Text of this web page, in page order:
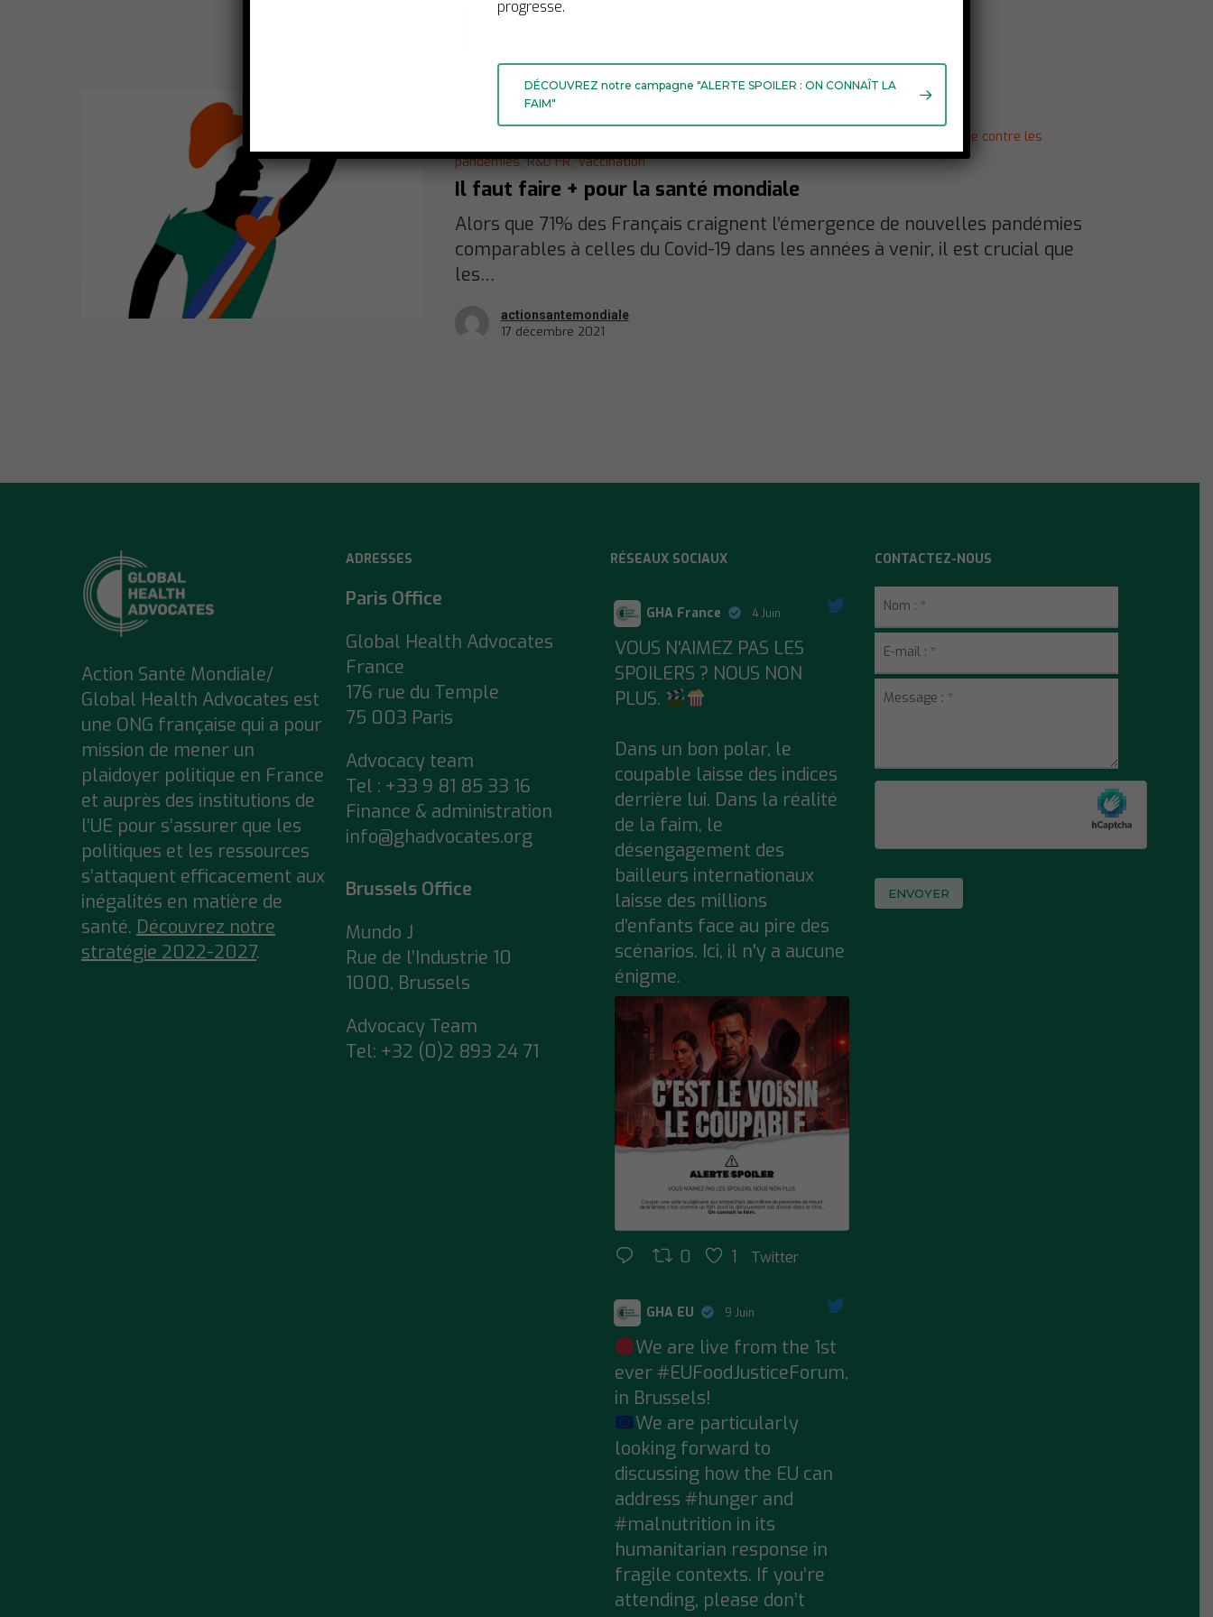
Lutte contre les
pandémies, R&D FR, Vaccination
Il faut faire + pour la santé mondiale
Alors que 71% des Français craignent l’émergence de nouvelles pandémies
comparables à celles du Covid-19 dans les années à venir, il est crucial que
les…
actionsantemondiale
17 décembre 2021
Action Santé Mondiale/
Global Health Advocates est
une ONG française qui a pour
mission de mener un
plaidoyer politique en France
et auprès des institutions de
l’UE pour s’assurer que les
politiques et les ressources
s’attaquent efficacement aux
inégalités en matière de
santé. Découvrez notre
stratégie 2022-2027.
ADRESSES
Paris Office
Global Health Advocates
France
176 rue du Temple
75 003 Paris
Advocacy team
Tel : +33 9 81 85 33 16
Finance & administration
info@ghadvocates.org
Brussels Office
Mundo J
Rue de l’Industrie 10
1000, Brussels
Advocacy Team
Tel: +32 (0)2 893 24 71
RÉSEAUX SOCIAUX
;
GHA France 4 Juin
VOUS N'AIMEZ PAS LES
SPOILERS ? NOUS NON
PLUS.
Dans un bon polar, le
coupable laisse des indices
derrière lui. Dans la réalité
de la faim, le
désengagement des
bailleurs internationaux
laisse des millions
d’enfants face au pire des
scénarios. Ici, il n'y a aucune
énigme.
0 1 Twitter
;
GHA EU 9 Juin
We are live from the 1st
ever#EUFoodJusticeForum,
in Brussels!
We are particularly
looking forward to
discussing how the EU can
address #hungerand
#malnutrition in its
humanitarian response in
fragile contexts. If you’re
attending, please don’t
CONTACTEZ-NOUS
progresse.
DÉCOUVREZ notre campagne "ALERTE SPOILER : ON CONNAÎT LA
FAIM"